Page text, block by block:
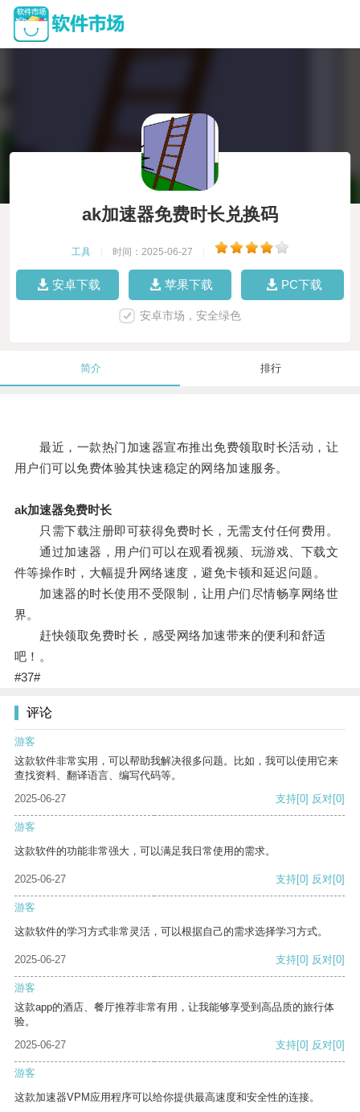
ak加速器免费时长兑换码
工具 时间：2025-06-27
安卓下载 苹果下载 PC下载
安卓市场，安全绿色
简介 排行
最近，一款热门加速器宣布推出免费领取时长活动，让
用户们可以免费体验其快速稳定的网络加速服务。
ak加速器免费时长
只需下载注册即可获得免费时长，无需支付任何费用。
通过加速器，用户们可以在观看视频、玩游戏、下载文
件等操作时，大幅提升网络速度，避免卡顿和延迟问题。
加速器的时长使用不受限制，让用户们尽情畅享网络世
界。
赶快领取免费时长，感受网络加速带来的便利和舒适
吧！。
#37#
评论
游客
这款软件非常实用，可以帮助我解决很多问题。比如，我可以使用它来
查找资料、翻译语言、编写代码等。
2025-06-27
支持[0] 反对[0]
游客
这款软件的功能非常强大，可以满足我日常使用的需求。
2025-06-27 支持[0] 反对[0]
游客
这款软件的学习方式非常灵活，可以根据自己的需求选择学习方式。
2025-06-27 支持[0] 反对[0]
游客
这款app的酒店、餐厅推荐非常有用，让我能够享受到高品质的旅行体
验。
2025-06-27
支持[0] 反对[0]
游客
这款加速器VPM应用程序可以给你提供最高速度和安全性的连接。